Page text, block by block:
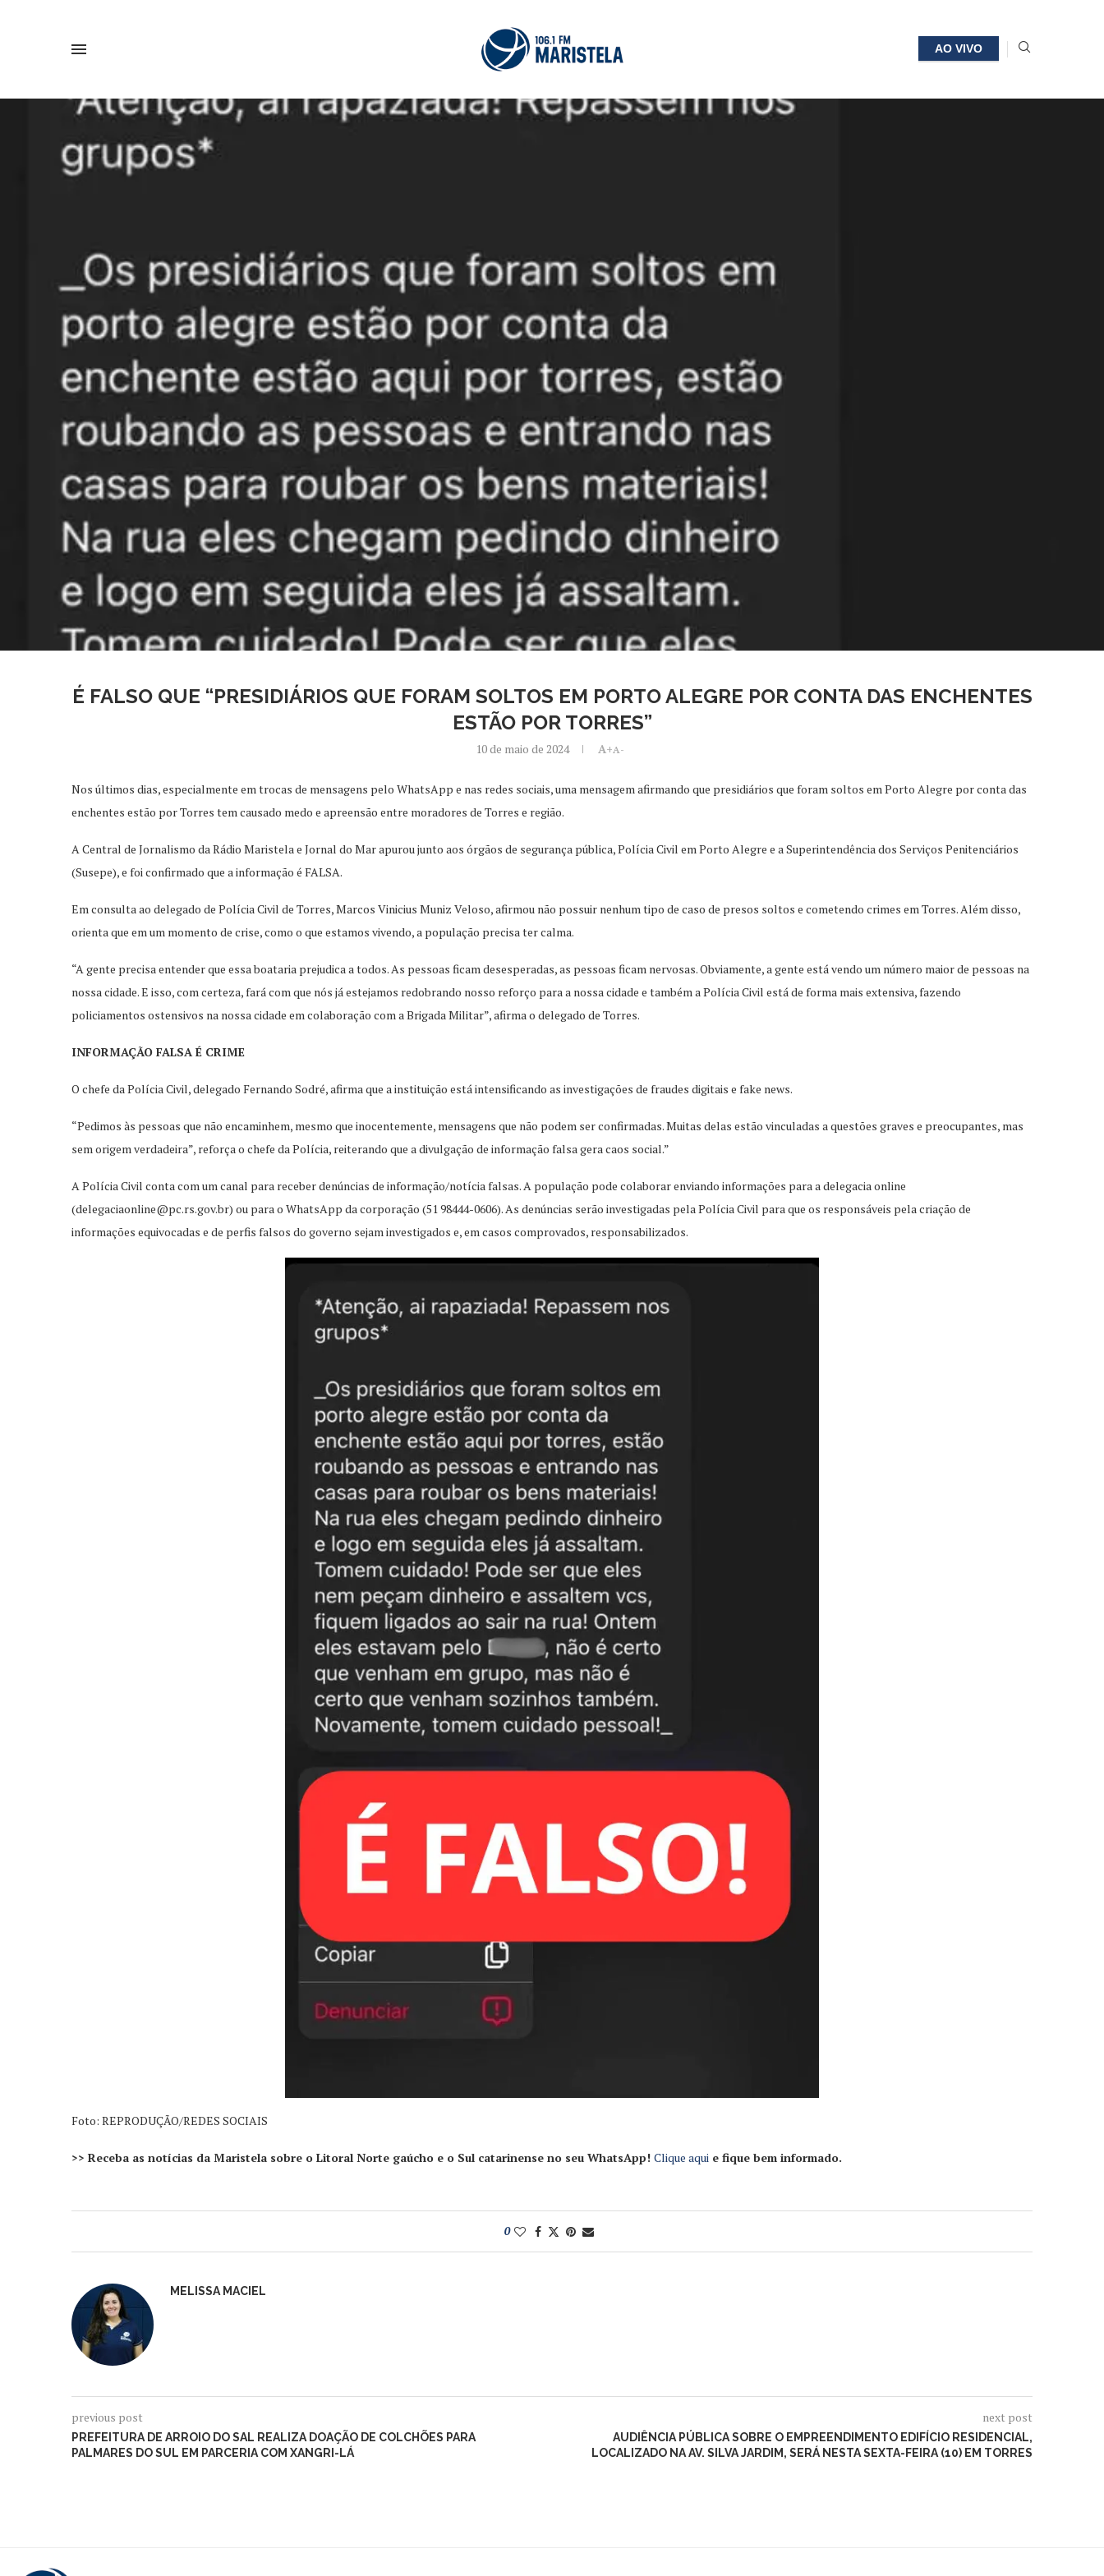
AO VIVO
É FALSO QUE “PRESIDIÁRIOS QUE FORAM SOLTOS EM PORTO ALEGRE POR CONTA DAS ENCHENTES
ESTÃO POR TORRES”
10 de maio de 2024 A+A-
Nos últimos dias, especialmente em trocas de mensagens pelo WhatsApp e nas redes sociais, uma mensagem afirmando que presidiários que foram soltos em Porto Alegre por conta das
enchentes estão por Torres tem causado medo e apreensão entre moradores de Torres e região.
A Central de Jornalismo da Rádio Maristela e Jornal do Mar apurou junto aos órgãos de segurança pública, Polícia Civil em Porto Alegre e a Superintendência dos Serviços Penitenciários
(Susepe), e foi confirmado que a informação é FALSA.
Em consulta ao delegado de Polícia Civil de Torres, Marcos Vinicius Muniz Veloso, afirmou não possuir nenhum tipo de caso de presos soltos e cometendo crimes em Torres. Além disso,
orienta que em um momento de crise, como o que estamos vivendo, a população precisa ter calma.
“A gente precisa entender que essa boataria prejudica a todos. As pessoas ficam desesperadas, as pessoas ficam nervosas. Obviamente, a gente está vendo um número maior de pessoas na
nossa cidade. E isso, com certeza, fará com que nós já estejamos redobrando nosso reforço para a nossa cidade e também a Polícia Civil está de forma mais extensiva, fazendo
policiamentos ostensivos na nossa cidade em colaboração com a Brigada Militar”, afirma o delegado de Torres.
INFORMAÇÃO FALSA É CRIME
O chefe da Polícia Civil, delegado Fernando Sodré, afirma que a instituição está intensificando as investigações de fraudes digitais e fake news.
“Pedimos às pessoas que não encaminhem, mesmo que inocentemente, mensagens que não podem ser confirmadas. Muitas delas estão vinculadas a questões graves e preocupantes, mas
sem origem verdadeira”, reforça o chefe da Polícia, reiterando que a divulgação de informação falsa gera caos social.”
A Polícia Civil conta com um canal para receber denúncias de informação/notícia falsas. A população pode colaborar enviando informações para a delegacia online
(delegaciaonline@pc.rs.gov.br) ou para o WhatsApp da corporação (51 98444-0606). As denúncias serão investigadas pela Polícia Civil para que os responsáveis pela criação de
informações equivocadas e de perfis falsos do governo sejam investigados e, em casos comprovados, responsabilizados.
Foto: REPRODUÇÃO/REDES SOCIAIS
>> Receba as notícias da Maristela sobre o Litoral Norte gaúcho e o Sul catarinense no seu WhatsApp! Clique aqui e fique bem informado.
0
MELISSA MACIEL
previous post
PREFEITURA DE ARROIO DO SAL REALIZA DOAÇÃO DE COLCHÕES PARA
PALMARES DO SUL EM PARCERIA COM XANGRI-LÁ
next post
AUDIÊNCIA PÚBLICA SOBRE O EMPREENDIMENTO EDIFÍCIO RESIDENCIAL,
LOCALIZADO NA AV. SILVA JARDIM, SERÁ NESTA SEXTA-FEIRA (10) EM TORRES